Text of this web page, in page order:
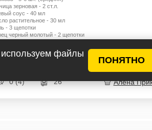
файлы
ПОНЯТНО
зерновая - 2 ст.л.
соус - 40 мл
растительное - 30 мл
- 3 щепотки
черный молотый - 2 щепотки
0 (4) 26 Алена